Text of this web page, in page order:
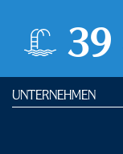
39
UNTERNEHMEN